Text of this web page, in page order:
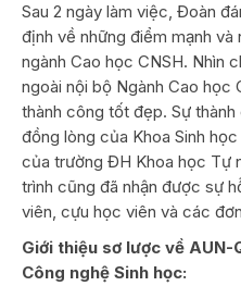
Sau 2 ngày làm việc, Đoàn
định về những điểm mạnh và
ngành Cao học CNSH. Nhìn
ngoài nội bộ Ngành Cao học
thành công tốt đẹp. Sự
đồng lòng của Khoa Sinh
của trường ĐH Khoa học Tự
trình cũng đã nhận được sự
viên, cựu học viên và các
Giới thiệu sơ lược về AUN-
Công nghệ Sinh học: